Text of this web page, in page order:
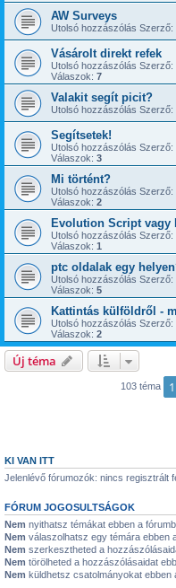
AW Surveys
Utolsó hozzászólás Szerző:
Vásárolt direkt refek
Utolsó hozzászólás Szerző:
Válaszok: 7
Valakit segít picit?
Utolsó hozzászólás Szerző:
Segítsetek!
Utolsó hozzászólás Szerző:
Válaszok: 3
Mi történt?
Utolsó hozzászólás Szerző:
Válaszok: 2
Evolution Script vagy
Utolsó hozzászólás Szerző:
Válaszok: 1
ptc oldalak egy
Utolsó hozzászólás Szerző:
Válaszok: 5
Kattintás külföldről -
Utolsó hozzászólás Szerző:
Válaszok: 2
Új téma
103 téma 1
KI VAN ITT
Jelenlévő fórumozók: nincs regisztrált
FÓRUM JOGOSULTSÁGOK
Nem nyithatsz témákat ebben a
Nem válaszolhatsz egy témára ebben
Nem szerkesztheted a
Nem törölheted a hozzászólásaidat
Nem küldhetsz csatolmányokat ebben